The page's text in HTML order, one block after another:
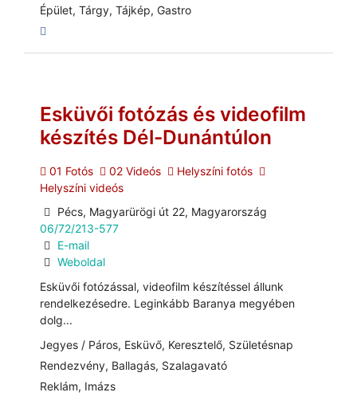
Épület, Tárgy, Tájkép, Gastro
Esküvői fotózás és videofilm
készítés Dél-Dunántúlon
01 Fotós 02 Videós
Helyszíni fotós
Helyszíni videós
Pécs, Magyarürögi út 22, Magyarország
06/72/213-577
E-mail
Weboldal
Esküvői fotózással, videofilm készítéssel állunk
rendelkezésedre. Leginkább Baranya megyében
dolg...
Jegyes / Páros, Esküvő, Keresztelő, Születésnap
Rendezvény, Ballagás, Szalagavató
Reklám, Imázs